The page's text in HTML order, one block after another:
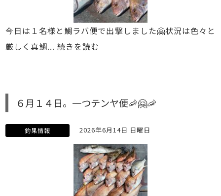
今日は１名様と鯛ラバ便で出撃しました🤗状況は色々と
厳しく真鯛...続きを読む
６月１４日。一つテンヤ便🦐🤗🦐
釣果情報 2026年6月14日 日曜日